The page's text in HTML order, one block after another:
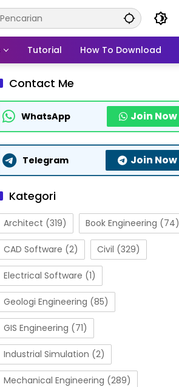
Tutorial How To Download
Contact Me
WhatsApp Join Now
Telegram Join Now
Kategori
Architect (319) Book Engineering (74)
CAD Software (2) Civil (329)
Electrical Software (1)
Geologi Engineering (85)
GIS Engineering (71)
Industrial Simulation (2)
Mechanical Engineering (289)